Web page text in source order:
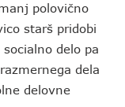
polovično
starš pridobi
delo pa
dela
delovne